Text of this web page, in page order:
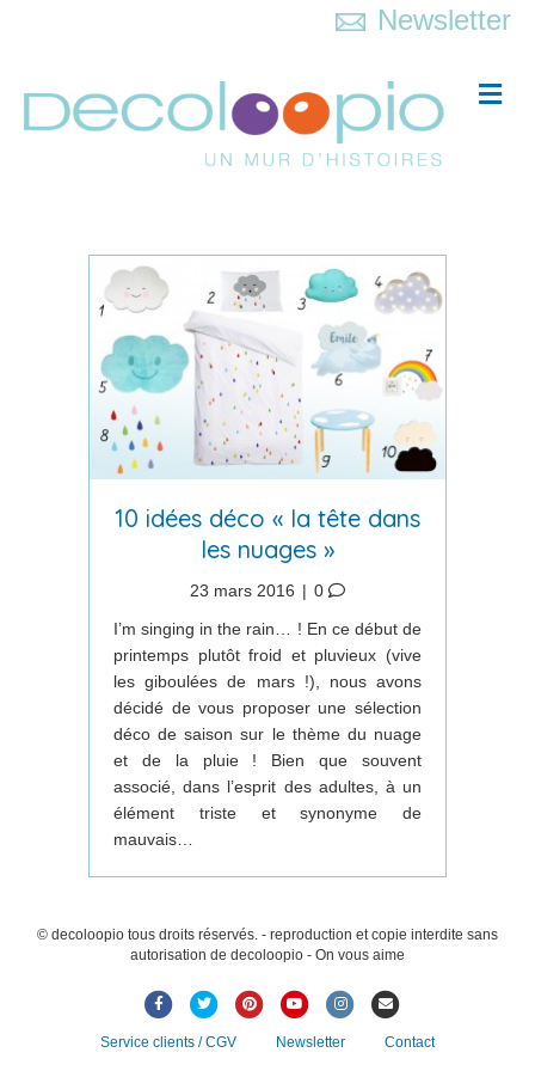
Newsletter
10 idées déco « la tête dans
les nuages »
23 mars 2016 | 0
I’m singing in the rain… ! En ce début de
printemps plutôt froid et pluvieux (vive
les giboulées de mars !), nous avons
décidé de vous proposer une sélection
déco de saison sur le thème du nuage
et de la pluie ! Bien que souvent
associé, dans l’esprit des adultes, à un
élément triste et synonyme de
mauvais…
© decoloopio tous droits réservés. - reproduction et copie interdite sans
autorisation de decoloopio - On vous aime
FacebookTwitter PinterestYoutubeInstagramEmail
Service clients / CGV Newsletter Contact